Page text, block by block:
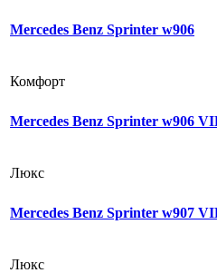
Mercedes Benz Sprinter w906
Комфорт
Mercedes Benz Sprinter w906
Люкс
Mercedes Benz Sprinter w907
Люкс